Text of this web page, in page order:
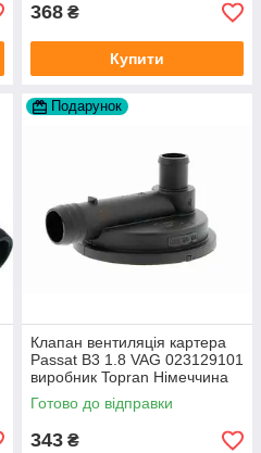
368 ₴
Купити
Подарунок
Клапан вентиляція картера
Passat B3 1.8 VAG 023129101
виробник Topran Німеччина
Готово до відправки
343 ₴